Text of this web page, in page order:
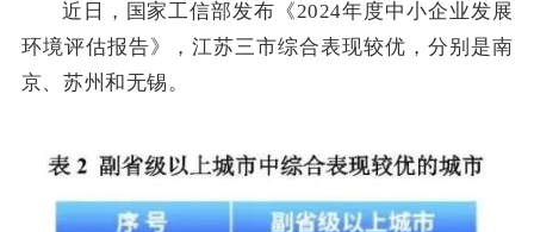
近日，国家工信部发布《2024年度中小企业发展
环境评估报告》，江苏三市综合表现较优，分别是南
京、苏州和无锡。